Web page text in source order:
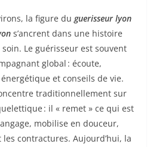
la figure du guerisseur lyon
s’ancrent dans une histoire
Le guérisseur est souvent
global : écoute,
et conseils de vie.
traditionnellement sur
: il « remet » ce qui est
mobilise en douceur,
contractures. Aujourd’hui, la